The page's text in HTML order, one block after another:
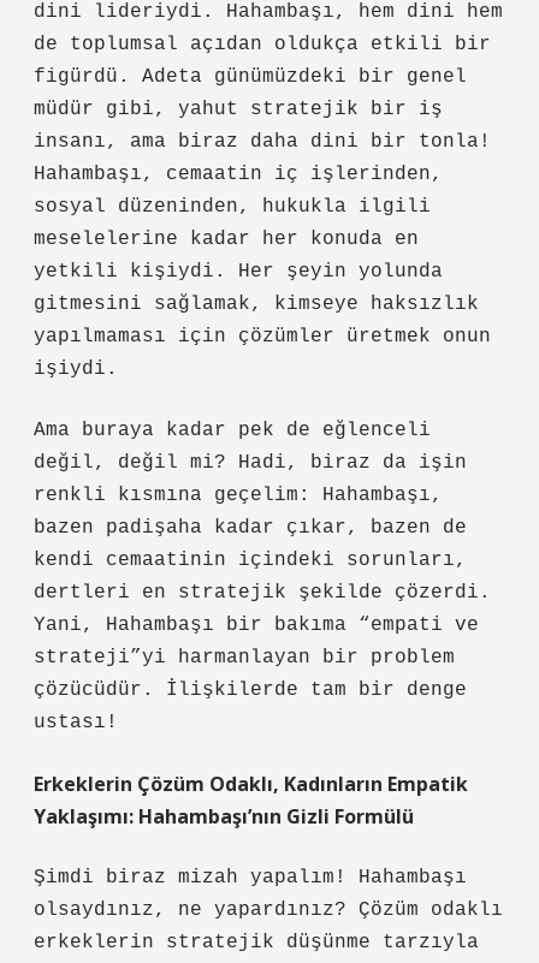
dini lideriydi. Hahambaşı, hem dini hem
de toplumsal açıdan oldukça etkili bir
figürdü. Adeta günümüzdeki bir genel
müdür gibi, yahut stratejik bir iş
insanı, ama biraz daha dini bir tonla!
Hahambaşı, cemaatin iç işlerinden,
sosyal düzeninden, hukukla ilgili
meselelerine kadar her konuda en
yetkili kişiydi. Her şeyin yolunda
gitmesini sağlamak, kimseye haksızlık
yapılmaması için çözümler üretmek onun
işiydi.
Ama buraya kadar pek de eğlenceli
değil, değil mi? Hadi, biraz da işin
renkli kısmına geçelim: Hahambaşı,
bazen padişaha kadar çıkar, bazen de
kendi cemaatinin içindeki sorunları,
dertleri en stratejik şekilde çözerdi.
Yani, Hahambaşı bir bakıma “empati ve
strateji”yi harmanlayan bir problem
çözücüdür. İlişkilerde tam bir denge
ustası!
Erkeklerin Çözüm Odaklı, Kadınların Empatik
Yaklaşımı: Hahambaşı’nın Gizli Formülü
Şimdi biraz mizah yapalım! Hahambaşı
olsaydınız, ne yapardınız? Çözüm odaklı
erkeklerin stratejik düşünme tarzıyla